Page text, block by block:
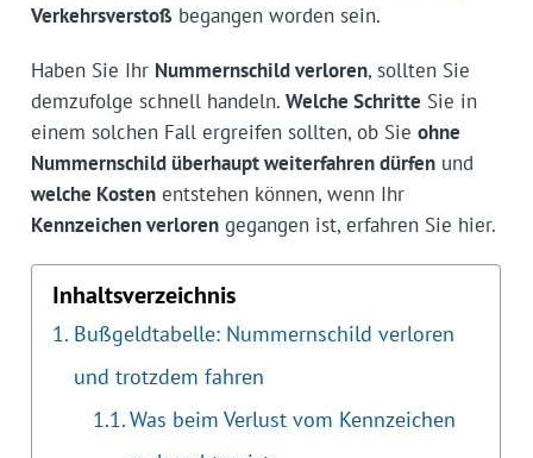
Verkehrsverstoßbegangen worden sein.
Haben Sie Ihr Nummernschild verloren, sollten Sie
demzufolge schnell handeln. Welche Schritte Sie in
einem solchen Fall ergreifen sollten, ob Sie ohne
Nummernschild überhaupt weiterfahren dürfenund
welche Kostenentstehen können, wenn Ihr
Kennzeichen verlorengegangen ist, erfahren Sie hier.
Inhaltsverzeichnis
Bußgeldtabelle: Nummernschild verloren
und trotzdem fahren
Was beim Verlust vom Kennzeichen